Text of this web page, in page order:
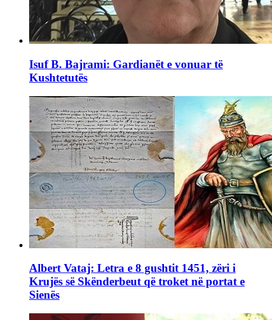
Isuf B. Bajrami: Gardianët e vonuar të
Kushtetutës
Albert Vataj: Letra e 8 gushtit 1451, zëri i
Krujës së Skënderbeut që troket në portat e
Sienës